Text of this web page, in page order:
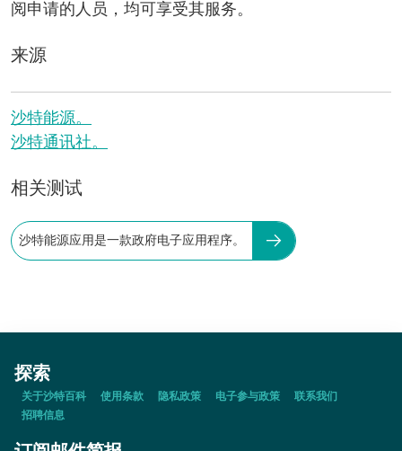
阅申请的人员，均可享受其服务。
来源
沙特能源。
沙特通讯社。
相关测试
沙特能源应用是一款政府电子应用程序。
探索
关于沙特百科 使用条款 隐私政策 电子参与政策
联系我们
招聘信息